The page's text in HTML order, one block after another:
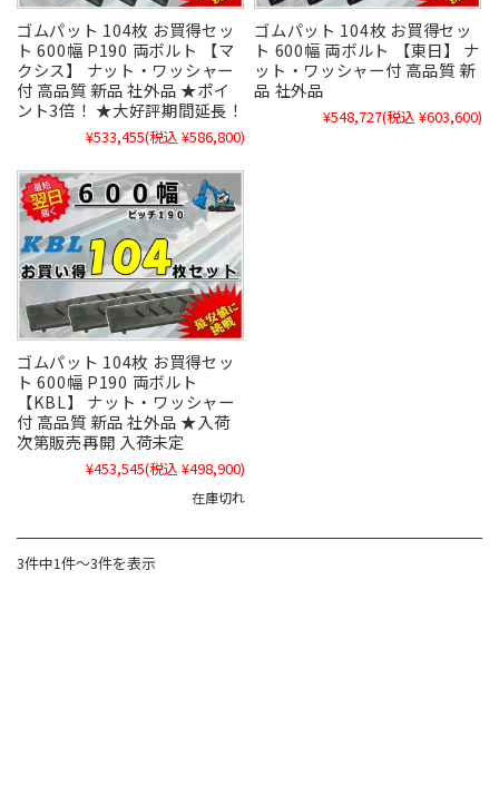
ゴムパット 104枚 お買得セッ
ト 600幅 P190 両ボルト 【マ
クシス】 ナット・ワッシャー
付 高品質 新品 社外品 ★ポイ
ント3倍！ ★大好評期間延長！
¥533,455(税込 ¥586,800)
ゴムパット 104枚 お買得セッ
ト 600幅 両ボルト 【東日】 ナ
ット・ワッシャー付 高品質 新
品 社外品
¥548,727(税込 ¥603,600)
ゴムパット 104枚 お買得セッ
ト 600幅 P190 両ボルト
【KBL】 ナット・ワッシャー
付 高品質 新品 社外品 ★入荷
次第販売再開 入荷未定
¥453,545(税込 ¥498,900)
在庫切れ
3件中1件～3件を表示